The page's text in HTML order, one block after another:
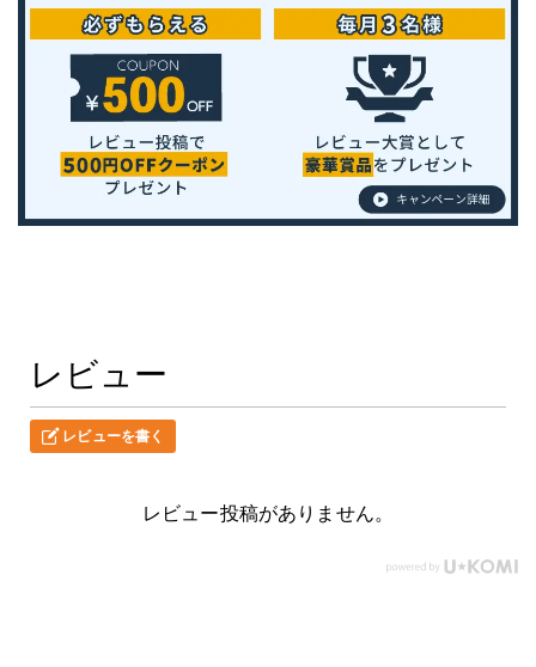
レビュー
レビューを書く
レビュー投稿がありません。